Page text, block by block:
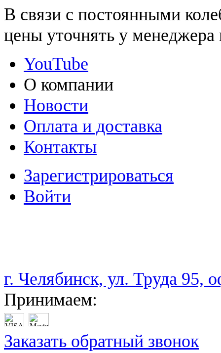
В связи с постоянными
цены уточнять у
YouTube
О компании
Новости
Оплата и доставка
Контакты
Зарегистрироваться
Войти
НАМ ДОВЕРЯЮТ С 2003 ГОДА
г. Челябинск, ул. Труда 95,
Принимаем:
Заказать обратный звонок